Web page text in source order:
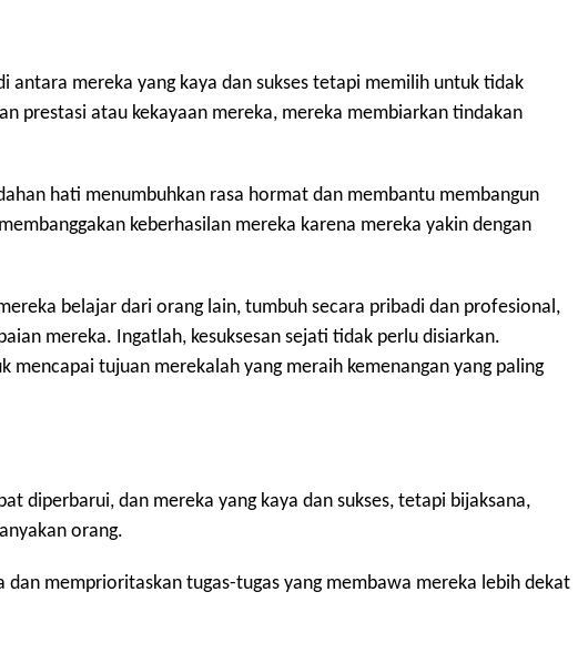
antara mereka yang kaya dan sukses tetapi memilih untuk tidak
prestasi atau kekayaan mereka, mereka membiarkan tindakan
hati menumbuhkan rasa hormat dan membantu membangun
keberhasilan mereka karena mereka yakin dengan
belajar dari orang lain, tumbuh secara pribadi dan profesional,
mereka. Ingatlah, kesuksesan sejati tidak perlu disiarkan.
mencapai tujuan merekalah yang meraih kemenangan yang paling
diperbarui, dan mereka yang kaya dan sukses, tetapi bijaksana,
orang.
dan memprioritaskan tugas-tugas yang membawa mereka lebih dekat